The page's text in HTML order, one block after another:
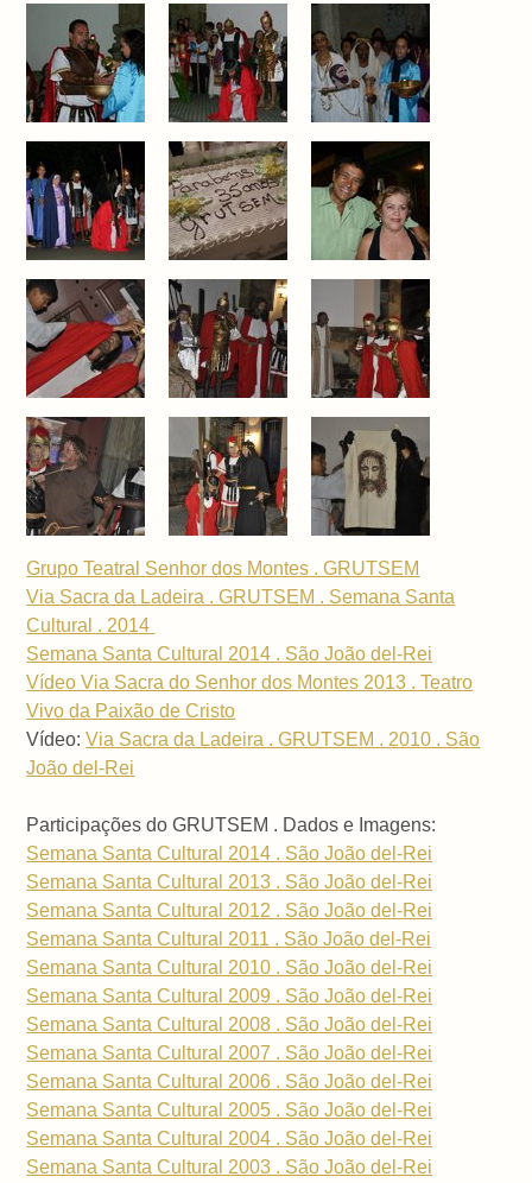
Grupo Teatral Senhor dos Montes . GRUTSEM
Via Sacra da Ladeira . GRUTSEM . Semana Santa
Cultural . 2014
Semana Santa Cultural 2014 . São João del-Rei
Vídeo Via Sacra do Senhor dos Montes 2013 . Teatro
Vivo da Paixão de Cristo
Vídeo:Via Sacra da Ladeira . GRUTSEM . 2010 . São
João del-Rei
Participações do GRUTSEM . Dados e Imagens:
Semana Santa Cultural 2014 . São João del-Rei
Semana Santa Cultural 2013 . São João del-Rei
Semana Santa Cultural 2012 . São João del-Rei
Semana Santa Cultural 2011 . São João del-Rei
Semana Santa Cultural 2010 . São João del-Rei
Semana Santa Cultural 2009 . São João del-Rei
Semana Santa Cultural 2008 . São João del-Rei
Semana Santa Cultural 2007 . São João del-Rei
Semana Santa Cultural 2006 . São João del-Rei
Semana Santa Cultural 2005 . São João del-Rei
Semana Santa Cultural 2004 . São João del-Rei
Semana Santa Cultural 2003 . São João del-Rei